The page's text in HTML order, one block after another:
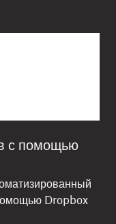
с помощью
Dropbox